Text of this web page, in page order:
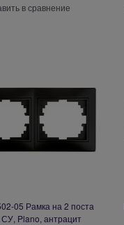
в сравнение
05 Рамка на 2 поста
СУ, Plano, антрацит